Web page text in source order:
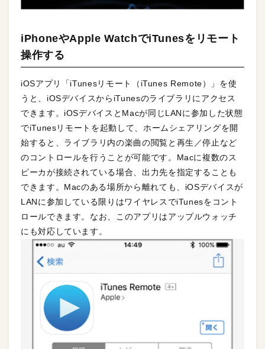
iPhoneやApple WatchでiTunesをリモート
操作する
iOSアプリ「iTunesリモート（iTunes Remote）」を使
うと、iOSデバイスからiTunesのライブラリにアクセス
できます。iOSデバイスとMacが同じLANに参加した状態
でiTunesリモートを起動して、ホームシェアリングを開
始すると、ライブラリ内の楽曲の閲覧と再生／停止など
のコントロールを行うことが可能です。Macに複数のス
ピーカが接続されている場合、出力先を指定することも
できます。Macのある場所から離れても、iOSデバイスが
LANに参加している限りはワイヤレスでiTunesをコント
ロールできます。なお、このアプリはアップルウォッチ
にも対応しています。